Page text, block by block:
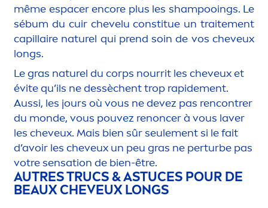
même espacer encore plus les shampooings. Le
sébum du cuir chevelu constitue un traitement
capillaire naturel qui prend soin de vos cheveux
longs.
Le gras naturel du corps nourrit les cheveux et
évite qu’ils ne dessèchent trop rapidement.
Aussi, les jours où vous ne devez pas rencontrer
du monde, vous pouvez renoncer à vous laver
les cheveux. Mais bien sûr seulement si le fait
d’avoir les cheveux un peu gras ne perturbe pas
votresensation de bien-être.
AUTRES TRUCS & ASTUCES POUR DE
BEAUX CHEVEUX LONGS